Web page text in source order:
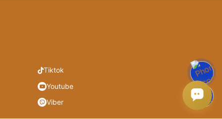
tinh tế – tất cả hòa quyện tạo nên một
thêm sự sang trọng và tiện nghi cho không
không kém phần quyền quý. Phòng còn có
sự tiện nghi tối đa với hệ tủ âm tường, kệ trưng
đúng chuẩn nghỉ dưỡng trong lòng tổ ấm.
và sự tiện nghi, thì không gian phòng ngủ tân
Tiktok
Youtube
Viber